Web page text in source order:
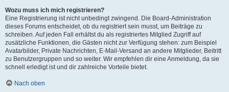
Wozu muss ich mich registrieren?
Eine Registrierung ist nicht unbedingt zwingend. Die Board-Administration
dieses Forums entscheidet, ob du registriert sein musst, um Beiträge zu
schreiben. Auf jeden Fall erhältst du als registriertes Mitglied Zugriff auf
zusätzliche Funktionen, die Gästen nicht zur Verfügung stehen: zum Beispiel
Avatarbilder, Private Nachrichten, E-Mail-Versand an andere Mitglieder, Beitritt
zu Benutzergruppen und so weiter. Wir empfehlen dir eine Anmeldung, da sie
schnell erledigt ist und dir zahlreiche Vorteile bietet.
Nach oben